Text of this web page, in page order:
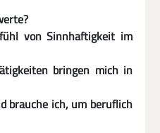
von Sinnhaftigkeit im
bringen mich in
brauche ich, um beruflich